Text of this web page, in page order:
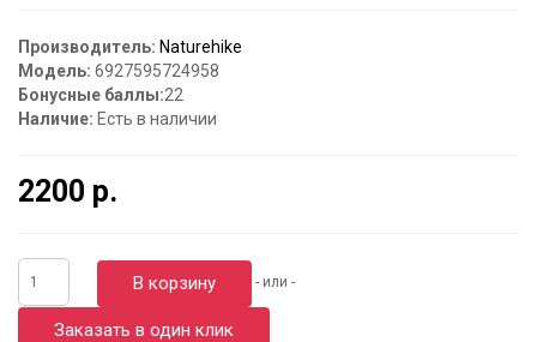
Производитель: Naturehike
Модель: 6927595724958
Бонусные баллы:22
Наличие: Есть в наличии
2200 р.
В корзину - или -
Заказать в один клик